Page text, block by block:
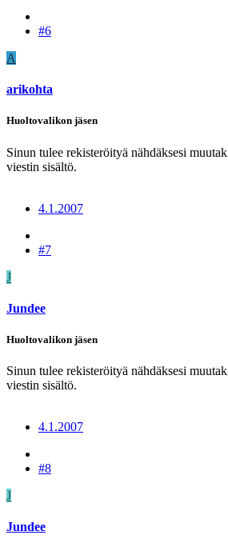
#6
A
arikohta
Huoltovalikon jäsen
Sinun tulee rekisteröityä nähdäksesi
viestin sisältö.
4.1.2007
#7
J
Jundee
Huoltovalikon jäsen
Sinun tulee rekisteröityä nähdäksesi
viestin sisältö.
4.1.2007
#8
J
Jundee